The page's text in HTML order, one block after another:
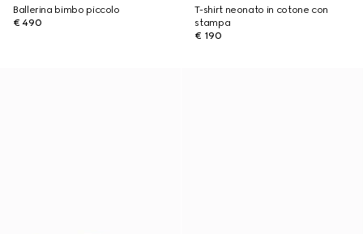
Ballerina bimbo piccolo
€ 490
T-shirt neonato in cotone con
stampa
€ 190